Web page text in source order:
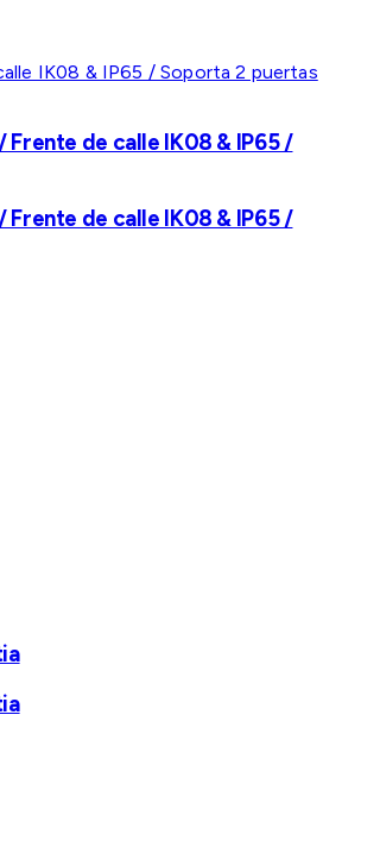
Frente de calle IK08 & IP65 /
Frente de calle IK08 & IP65 /